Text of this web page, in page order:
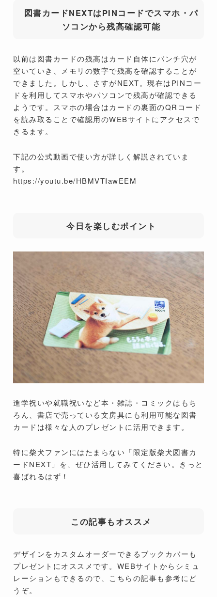
図書カードNEXTはPINコードでスマホ・パ
ソコンから残高確認可能
以前は図書カードの残高はカード自体にパンチ穴が
空いていき、メモリの数字で残高を確認することが
できました。しかし、さすがNEXT。現在はPINコー
ドを利用してスマホやパソコンで残高が確認できる
ようです。スマホの場合はカードの裏面のQRコード
を読み取ることで確認用のWEBサイトにアクセスで
きるます。
下記の公式動画で使い方が詳しく解説されていま
す。
https://youtu.be/HBMVTIawEEM
今日を楽しむポイント
進学祝いや就職祝いなど本・雑誌・コミックはもち
ろん、書店で売っている文房具にも利用可能な図書
カードは様々な人のプレゼントに活用できます。
特に柴犬ファンにはたまらない「限定版柴犬図書カ
ードNEXT」を、ぜひ活用してみてください。きっと
喜ばれるはず！
この記事もオススメ
デザインをカスタムオーダーできるブックカバーも
プレゼントにオススメです。WEBサイトからシミュ
レーションもできるので、こちらの記事も参考にど
うぞ。